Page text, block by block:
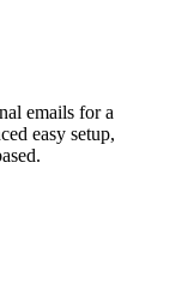
emails for a
easy setup,